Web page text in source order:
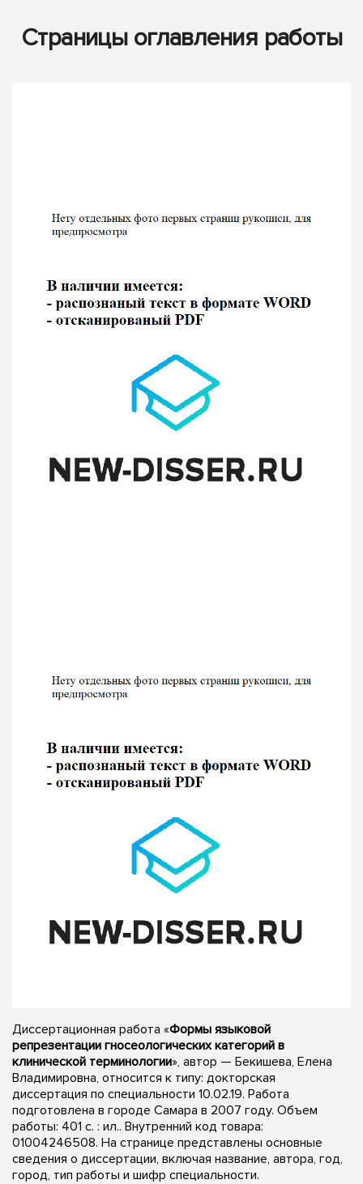
Страницы оглавления работы
Диссертационная работа «Формы языковой
репрезентации гносеологических категорий в
клинической терминологии», автор — Бекишева, Елена
Владимировна, относится к типу: докторская
диссертация по специальности 10.02.19. Работа
подготовлена в городе Самара в 2007 году. Объем
работы: 401 с. : ил.. Внутренний код товара:
01004246508. На странице представлены основные
сведения о диссертации, включая название, автора, год,
город, тип работы и шифр специальности.